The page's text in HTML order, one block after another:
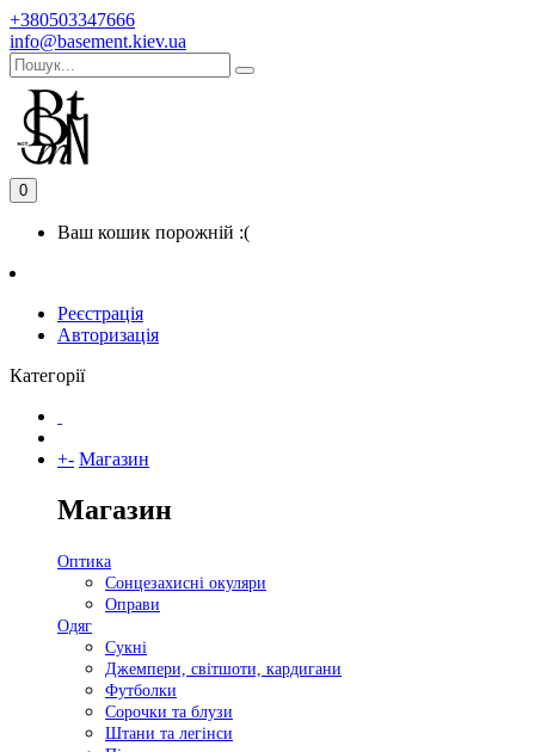
+380503347666
info@basement.kiev.ua
0
Ваш кошик порожній :(
Реєстрація
Авторизація
Категорії
+- Магазин
Магазин
Оптика
Сонцезахисні окуляри
Оправи
Одяг
Сукні
Джемпери, світшоти, кардигани
Футболки
Сорочки та блузи
Штани та легінси